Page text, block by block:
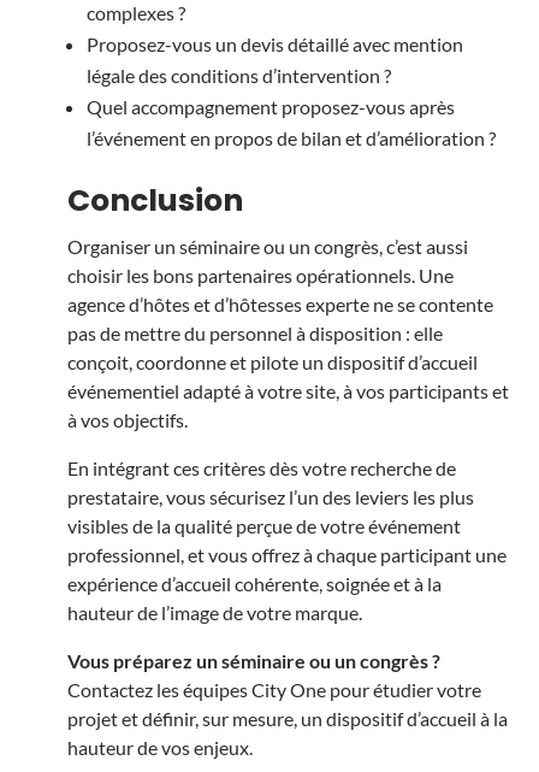
complexes ?
Proposez-vous un devis détaillé avec mention
légale des conditions d’intervention ?
Quel accompagnement proposez-vous après
l’événement en propos de bilan et d’amélioration ?
Conclusion
Organiser un séminaire ou un congrès, c’est aussi
choisir les bons partenaires opérationnels. Une
agence d’hôtes et d’hôtesses experte ne se contente
pas de mettre du personnel à disposition : elle
conçoit, coordonne et pilote un dispositif d’accueil
événementiel adapté à votre site, à vos participants et
à vos objectifs.
En intégrant ces critères dès votre recherche de
prestataire, vous sécurisez l’un des leviers les plus
visibles de la qualité perçue de votre événement
professionnel, et vous offrez à chaque participant une
expérience d’accueil cohérente, soignée et à la
hauteur de l’image de votre marque.
Vous préparez un séminaire ou un congrès ?
Contactez les équipes City Onepour étudier votre
projet et définir, sur mesure, un dispositif d’accueil à la
hauteur de vos enjeux.